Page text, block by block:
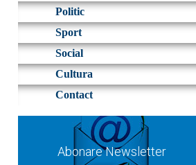
Politic
Sport
Social
Cultura
Contact
Abonare Newsletter